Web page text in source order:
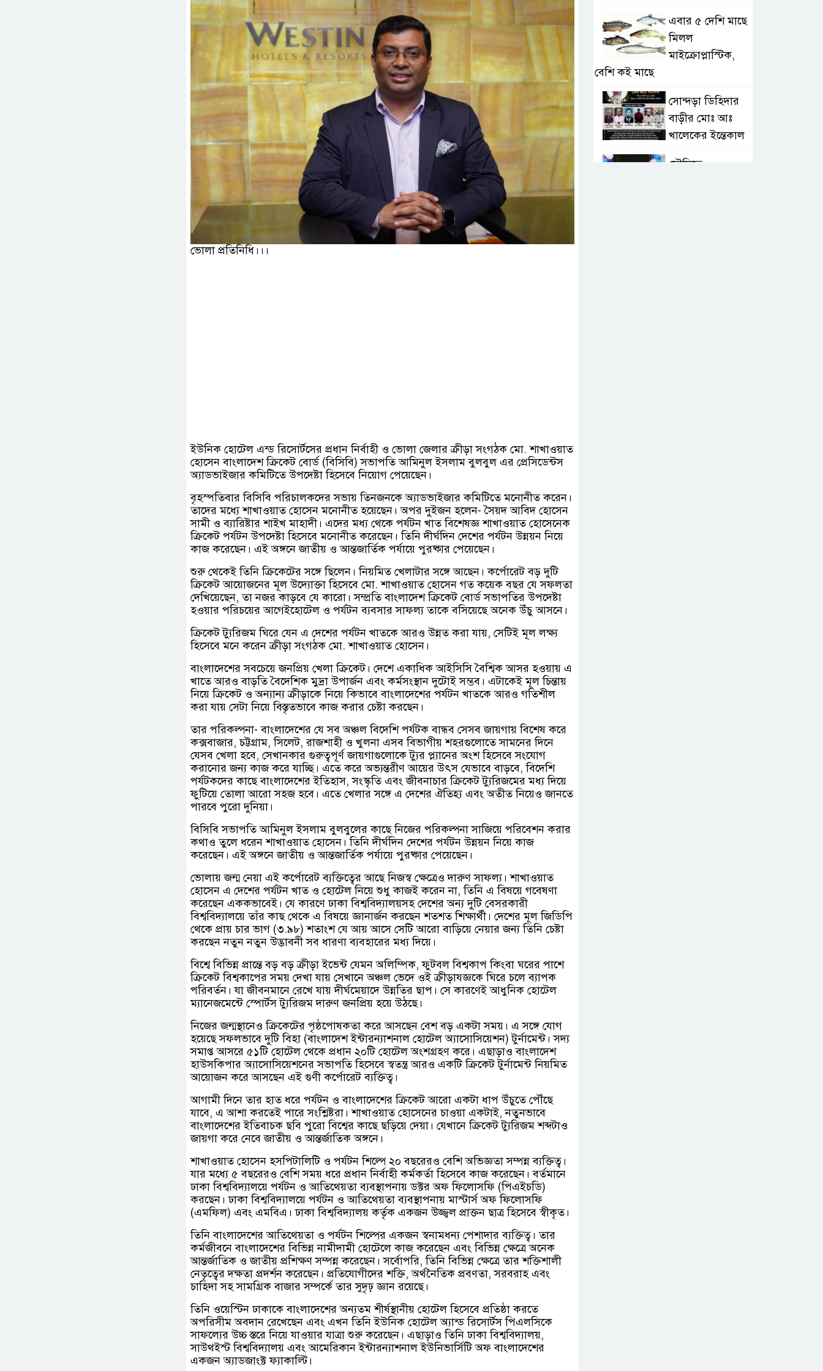
ভোলা প্রতিনিধি।।।
ইউনিক হোটেল এন্ড রিসোর্টসের প্রধান নির্বাহী ও ভোলা জেলার ক্রীড়া সংগঠক মো. শাখাওয়াত
হোসেন বাংলাদেশ ক্রিকেট বোর্ড (বিসিবি) সভাপতি আমিনুল ইসলাম বুলবুল এর প্রেসিডেন্টস
অ্যাডভাইজার কমিটিতে উপদেষ্টা হিসেবে নিয়োগ পেয়েছেন।
বৃহস্পতিবার বিসিবি পরিচালকদের সভায় তিনজনকে অ্যাডভাইজার কমিটিতে মনোনীত করেন।
তাদের মধ্যে শাখাওয়াত হোসেন মনোনীত হয়েছেন। অপর দুইজন হলেন- সৈয়দ আবিদ হোসেন
সামী ও ব্যারিষ্টার শাইখ মাহাদী। এদের মধ্য থেকে পর্যটন খাত বিশেষজ্ঞ শাখাওয়াত হোসেনেক
ক্রিকেট পর্যটন উপদেষ্টা হিসেবে মনোনীত করেছেন। তিনি দীর্ঘদিন দেশের পর্যটন উন্নয়ন নিয়ে
কাজ করেছেন। এই অঙ্গনে জাতীয় ও আন্তজার্তিক পর্যায়ে পুরষ্কার পেয়েছেন।
শুরু থেকেই তিনি ক্রিকেটের সঙ্গে ছিলেন। নিয়মিত খেলাটার সঙ্গে আছেন। কর্পোরেট বড় দুটি
ক্রিকেট আয়োজনের মূল উদ্যোক্তা হিসেবে মো. শাখাওয়াত হোসেন গত কয়েক বছর যে সফলতা
দেখিয়েছেন, তা নজর কাড়বে যে কারো। সম্প্রতি বাংলাদেশ ক্রিকেট বোর্ড সভাপতির উপদেষ্টা
হওয়ার পরিচয়ের আগেইহোটেল ও পর্যটন ব্যবসার সাফল্য তাকে বসিয়েছে অনেক উঁচু আসনে।
ক্রিকেট ট্যুরিজম ঘিরে যেন এ দেশের পর্যটন খাতকে আরও উন্নত করা যায়, সেটিই মূল লক্ষ্য
হিসেবে মনে করেন ক্রীড়া সংগঠক মো. শাখাওয়াত হোসেন।
বাংলাদেশের সবচেয়ে জনপ্রিয় খেলা ক্রিকেট। দেশে একাধিক আইসিসি বৈশ্বিক আসর হওয়ায় এ
খাতে আরও বাড়তি বৈদেশিক মুদ্রা উপার্জন এবং কর্মসংস্থান দুটোই সম্ভব। এটাকেই মূল চিন্তায়
নিয়ে ক্রিকেট ও অন্যান্য ক্রীড়াকে নিয়ে কিভাবে বাংলাদেশের পর্যটন খাতকে আরও গতিশীল
করা যায় সেটা নিয়ে বিস্তৃতভাবে কাজ করার চেষ্টা করছেন।
তার পরিকল্পনা- বাংলাদেশের যে সব অঞ্চল বিদেশি পর্যটক বান্ধব সেসব জায়গায় বিশেষ করে
কক্সবাজার, চট্টগ্রাম, সিলেট, রাজশাহী ও খুলনা এসব বিভাগীয় শহরগুলোতে সামনের দিনে
যেসব খেলা হবে, সেখানকার গুরুত্বপূর্ণ জায়গাগুলোকে ট্যুর প্ল্যানের অংশ হিসেবে সংযোগ
করানোর জন্য কাজ করে যাচ্ছি। এতে করে অভ্যন্তরীণ আয়ের উৎস যেভাবে বাড়বে, বিদেশি
পর্যটকদের কাছে বাংলাদেশের ইতিহাস, সংস্কৃতি এবং জীবনাচার ক্রিকেট ট্যুরিজমের মধ্য দিয়ে
ফুটিয়ে তোলা আরো সহজ হবে। এতে খেলার সঙ্গে এ দেশের ঐতিহ্য এবং অতীত নিয়েও জানতে
পারবে পুরো দুনিয়া।
বিসিবি সভাপতি আমিনুল ইসলাম বুলবুলের কাছে নিজের পরিকল্পনা সাজিয়ে পরিবেশন করার
কথাও তুলে ধরেন শাখাওয়াত হোসেন। তিনি দীর্ঘদিন দেশের পর্যটন উন্নয়ন নিয়ে কাজ
করেছেন। এই অঙ্গনে জাতীয় ও আন্তজার্তিক পর্যায়ে পুরষ্কার পেয়েছেন।
ভোলায় জন্ম নেয়া এই কর্পোরেট ব্যক্তিত্বের আছে নিজস্ব ক্ষেত্রেও দারুণ সাফল্য। শাখাওয়াত
হোসেন এ দেশের পর্যটন খাত ও হোটেল নিয়ে শুধু কাজই করেন না, তিনি এ বিষয়ে গবেষণা
করেছেন এককভাবেই। যে কারণে ঢাকা বিশ্ববিদ্যালয়সহ দেশের অন্য দুটি বেসরকারী
বিশ্ববিদ্যালয়ে তাঁর কাছ থেকে এ বিষয়ে জ্ঞানার্জন করছেন শতশত শিক্ষার্থী। দেশের মূল জিডিপি
থেকে প্রায় চার ভাগ (৩.৯৮) শতাংশ যে আয় আসে সেটি আরো বাড়িয়ে নেয়ার জন্য তিনি চেষ্টা
করছেন নতুন নতুন উদ্ভাবনী সব ধারণা ব্যবহারের মধ্য দিয়ে।
বিশ্বে বিভিন্ন প্রান্তে বড় বড় ক্রীড়া ইভেন্ট যেমন অলিম্পিক, ফুটবল বিশ্বকাপ কিংবা ঘরের পাশে
ক্রিকেট বিশ্বকাপের সময় দেখা যায় সেখানে অঞ্চল ভেদে ওই ক্রীড়াযজ্ঞকে ঘিরে চলে ব্যাপক
পরিবর্তন। যা জীবনমানে রেখে যায় দীর্ঘমেয়াদে উন্নতির ছাপ। সে কারণেই আধুনিক হোটেল
ম্যানেজমেন্টে স্পোর্টস ট্যুরিজম দারুণ জনপ্রিয় হয়ে উঠছে।
নিজের জন্মস্থানেও ক্রিকেটের পৃষ্ঠপোষকতা করে আসছেন বেশ বড় একটা সময়। এ সঙ্গে যোগ
হয়েছে সফলভাবে দুটি বিহা (বাংলাদেশ ইন্টারন্যাশনাল হোটেল অ্যাসোসিয়েশন) টুর্নামেন্ট। সদ্য
সমাপ্ত আসরে ৫১টি হোটেল থেকে প্রধান ২০টি হোটেল অংশগ্রহণ করে। এছাড়াও বাংলাদেশ
হাউসকিপার অ্যাসোসিয়েশনের সভাপতি হিসেবে স্বতন্ত্র আরও একটি ক্রিকেট টুর্নামেন্ট নিয়মিত
আয়োজন করে আসছেন এই গুণী কর্পোরেট ব্যক্তিত্ব।
আগামী দিনে তার হাত ধরে পর্যটন ও বাংলাদেশের ক্রিকেট আরো একটা ধাপ উঁচুতে পৌঁছে
যাবে, এ আশা করতেই পারে সংশ্লিষ্টরা। শাখাওয়াত হোসেনের চাওয়া একটাই, নতুনভাবে
বাংলাদেশের ইতিবাচক ছবি পুরো বিশ্বের কাছে ছড়িয়ে দেয়া। যেখানে ক্রিকেট ট্যুরিজম শব্দটাও
জায়গা করে নেবে জাতীয় ও আন্তর্জাতিক অঙ্গনে।
শাখাওয়াত হোসেন হসপিটালিটি ও পর্যটন শিল্পে ২০ বছরেরও বেশি অভিজ্ঞতা সম্পন্ন ব্যক্তিত্ব।
যার মধ্যে ৫ বছরেরও বেশি সময় ধরে প্রধান নির্বাহী কর্মকর্তা হিসেবে কাজ করেছেন। বর্তমানে
ঢাকা বিশ্ববিদ্যালয়ে পর্যটন ও আতিথেয়তা ব্যবস্থাপনায় ডক্টর অফ ফিলোসফি (পিএইচডি)
করছেন। ঢাকা বিশ্ববিদ্যালয়ে পর্যটন ও আতিথেয়তা ব্যবস্থাপনায় মাস্টার্স অফ ফিলোসফি
(এমফিল) এবং এমবিএ। ঢাকা বিশ্ববিদ্যালয় কর্তৃক একজন উজ্জ্বল প্রাক্তন ছাত্র হিসেবে স্বীকৃত।
তিনি বাংলাদেশের আতিথেয়তা ও পর্যটন শিল্পের একজন স্বনামধন্য পেশাদার ব্যক্তিত্ব। তার
কর্মজীবনে বাংলাদেশের বিভিন্ন নামীদামী হোটেলে কাজ করেছেন এবং বিভিন্ন ক্ষেত্রে অনেক
আন্তর্জাতিক ও জাতীয় প্রশিক্ষণ সম্পন্ন করেছেন। সর্বোপরি, তিনি বিভিন্ন ক্ষেত্রে তার শক্তিশালী
নেতৃত্বের দক্ষতা প্রদর্শন করেছেন। প্রতিযোগীদের শক্তি, অর্থনৈতিক প্রবণতা, সরবরাহ এবং
চাহিদা সহ সামগ্রিক বাজার সম্পর্কে তার সুদৃঢ় জ্ঞান রয়েছে।
তিনি ওয়েস্টিন ঢাকাকে বাংলাদেশের অন্যতম শীর্ষস্থানীয় হোটেল হিসেবে প্রতিষ্ঠা করতে
অপরিসীম অবদান রেখেছেন এবং এখন তিনি ইউনিক হোটেল অ্যান্ড রিসোর্টস পিএলসিকে
সাফল্যের উচ্চ স্তরে নিয়ে যাওয়ার যাত্রা শুরু করেছেন। এছাড়াও তিনি ঢাকা বিশ্ববিদ্যালয়,
সাউথইস্ট বিশ্ববিদ্যালয় এবং আমেরিকান ইন্টারন্যাশনাল ইউনিভার্সিটি অফ বাংলাদেশের
একজন অ্যাডজাংক্ট ফ্যাকাল্টি।
এবার ৫ দেশি মাছে
মিলল
মাইক্রোপ্লাস্টিক,
বেশি কই মাছে
সোন্দড়া ডিহিদার
বাড়ীর মোঃ আঃ
খালেকের ইন্তেকাল
সৌদিতে